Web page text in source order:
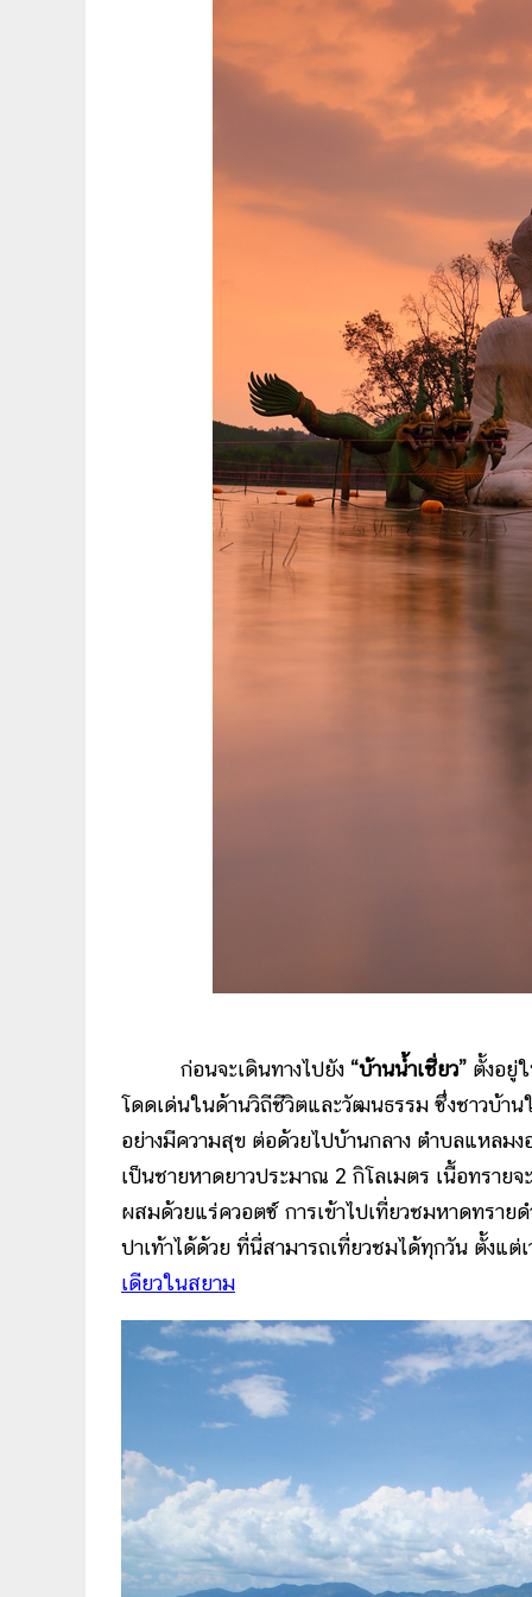
ก่อนจะเดินทางไปยัง “บ้านน้ำเชี่ยว” ตั้งอยู่
โดดเด่นในด้านวิถีชีวิตและวัฒนธรรม ซึ่งชาวบ้า
อย่างมีความสุข ต่อด้วยไปบ้านกลาง ตำบลแหลม
เป็นชายหาดยาวประมาณ 2 กิโลเมตร เนื้อทราย
ผสมด้วยแร่ควอตซ์ การเข้าไปเที่ยวชมหาดทราย
ปาเท้าได้ด้วย ที่นี่สามารถเที่ยวชมได้ทุกวัน ตั้งแ
เดียวในสยาม